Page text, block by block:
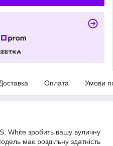
Оплата Умови
White зробить вашу вуличну
має роздільну здатність